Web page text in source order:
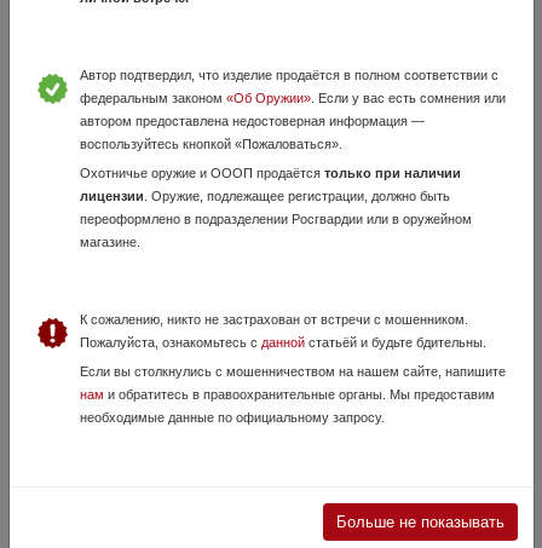
14 000 руб.
Москва
Hornady eld-m .cal 6,5 147 gr – 14 000р Hornady eld-m .cal 6,5 140 gr –
15 000р Hornady eld-x .cal 6,5 143 gr – 16 500р Hornady a-tip .cal 30
.308 176 gr – 19 500р Hornady a-tip .cal 30 .308 ...
Автор подтвердил, что изделие продаётся в полном соответствии с
федеральным законом «Об Оружии». Если у вас есть сомнения или
автором предоставлена недостоверная информация —
воспользуйтесь кнопкой «Пожаловаться».
Охотничье оружие и ОООП продаётся только при наличии
лицензии . Оружие, подлежащее регистрации, должно быть
переоформлено в подразделении Росгвардии или в оружейном
магазине.
К сожалению, никто не застрахован от встречи с мошенником.
Пожалуйста, ознакомьтесь с даннойстатьёй и будьте бдительны.
Если вы столкнулись с мошенничеством на нашем сайте, напишите
нам и обратитесь в правоохранительные органы. Мы предоставим
необходимые данные по официальному запросу.
Больше не показывать